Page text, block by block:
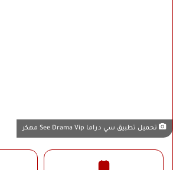
تحميل تطبيق سي دراما See Drama Vip مهكر